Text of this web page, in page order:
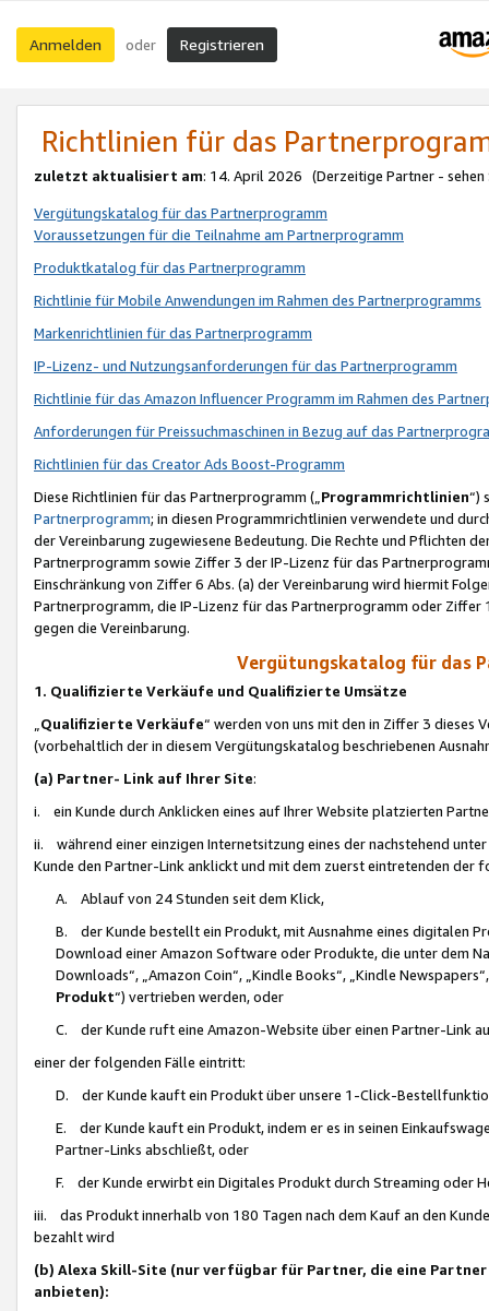
Anmelden oder Registrieren
Richtlinien für das
zuletzt aktualisiert am: 14. April 2026 (Derzeitige Partner - sehen
Vergütungskatalog für das Partnerprogramm
Voraussetzungen für die Teilnahme am Partnerprogramm
Produktkatalog für das Partnerprogramm
Richtlinie für Mobile Anwendungen im Rahmen des Partnerprogramms
Markenrichtlinien für das Partnerprogramm
IP-Lizenz- und Nutzungsanforderungen für das Partnerprogramm
Richtlinie für das Amazon Influencer Programm im Rahmen des
Anforderungen für Preissuchmaschinen in Bezug auf das
Richtlinien für das Creator Ads Boost-Programm
Diese Richtlinien für das Partnerprogramm („Programmrichtlinien“)
Partnerprogramm; in diesen Programmrichtlinien verwendete und
der Vereinbarung zugewiesene Bedeutung. Die Rechte und Pflichten
Partnerprogramm sowie Ziffer 3 der IP-Lizenz für das
Einschränkung von Ziffer 6 Abs. (a) der Vereinbarung wird hiermit
Partnerprogramm, die IP-Lizenz für das Partnerprogramm oder
gegen die Vereinbarung.
Vergütungskatalog für das
1. Qualifizierte Verkäufe und Qualifizierte Umsätze
Qualifizierte Verkäufe“ werden von uns mit den in Ziffer 3
(vorbehaltlich der in diesem Vergütungskatalog beschriebenen
(a) Partner- Link auf Ihrer Site:
i. ein Kunde durch Anklicken eines auf Ihrer Website platzierten
ii. während einer einzigen Internetsitzung eines der nachstehend
Kunde den Partner-Link anklickt und mit dem zuerst eintretenden der
A. Ablauf von 24 Stunden seit dem Klick,
B. der Kunde bestellt ein Produkt, mit Ausnahme eines digitalen
Download einer Amazon Software oder Produkte, die unter dem
Downloads“, „Amazon Coin“, „Kindle Books“, „Kindle
Produkt“) vertrieben werden, oder
C. der Kunde ruft eine Amazon-Website über einen Partner-Link
einer der folgenden Fälle eintritt:
D. der Kunde kauft ein Produkt über unsere 1-Click-
E. der Kunde kauft ein Produkt, indem er es in seinen
Partner-Links abschließt, oder
F. der Kunde erwirbt ein Digitales Produkt durch Streaming oder
iii. das Produkt innerhalb von 180 Tagen nach dem Kauf an den
bezahlt wird
(b) Alexa Skill-Site (nur verfügbar für Partner, die eine
anbieten):